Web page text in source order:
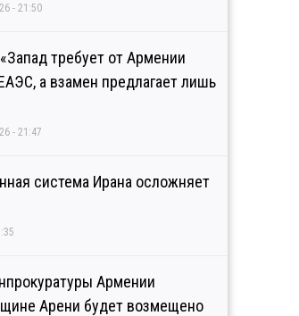
- 21:50
требует от Армении
а взамен предлагает лишь
- 21:47
система Ирана осложняет
Армении
Арени будет возмещено